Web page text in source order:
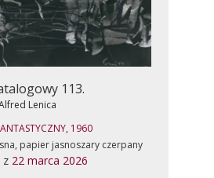
113.
Lenica
1960
papier jasnoszary czerpany
z 22 marca 2026